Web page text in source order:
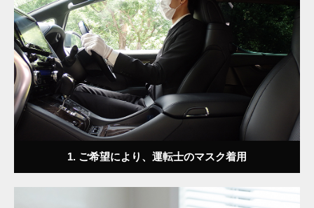
1. ご希望により、運転士のマスク着用